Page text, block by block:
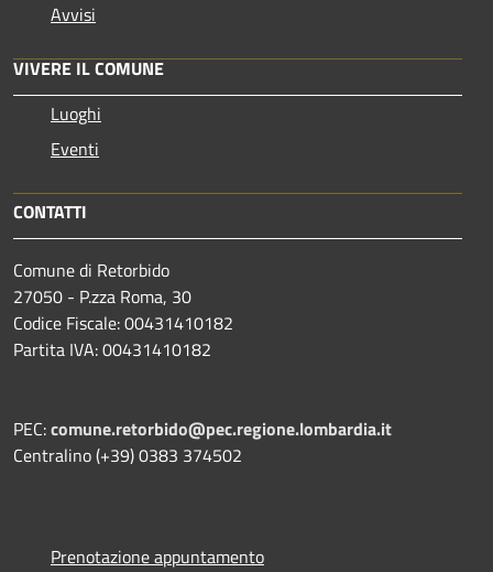
Avvisi
VIVERE IL COMUNE
Luoghi
Eventi
CONTATTI
Comune di Retorbido
27050 - P.zza Roma, 30
Codice Fiscale: 00431410182
Partita IVA: 00431410182
PEC:comune.retorbido@pec.regione.lombardia.it
Centralino (+39) 0383 374502
Prenotazione appuntamento